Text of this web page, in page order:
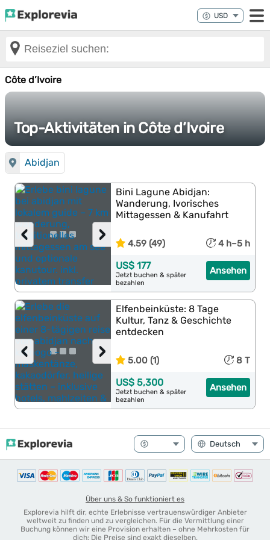
Côte d’Ivoire
Top-Aktivitäten in Côte d’Ivoire
Abidjan
›
‹
Bini Lagune Abidjan:
Wanderung, Ivorisches
Mittagessen & Kanufahrt
4.59 (49) 4 h–5 h
Ansehen
US$ 177
Jetzt buchen & später
bezahlen
›
‹
Elfenbeinküste: 8 Tage
Kultur, Tanz & Geschichte
entdecken
5.00 (1) 8 T
Ansehen
US$ 5,300
Jetzt buchen & später
bezahlen
Über uns & So funktioniert es
Explorevia hilft dir, echte Erlebnisse vertrauenswürdiger Anbieter
weltweit zu finden und zu vergleichen. Für die Vermittlung einer
Buchung können wir eine Provision erhalten – ohne Mehrkosten für
dich: Die Preise sind exakt dieselben.